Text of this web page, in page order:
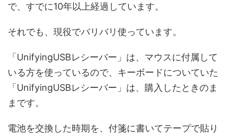
で、すでに10年以上経過しています。
それでも、現役でバリバリ使っています。
「UnifyingUSBレシーバー」は、マウスに付属して
いる方を使っているので、キーボードについていた
「UnifyingUSBレシーバー」は、購入したときのま
まです。
電池を交換した時期を、付箋に書いてテープで貼り